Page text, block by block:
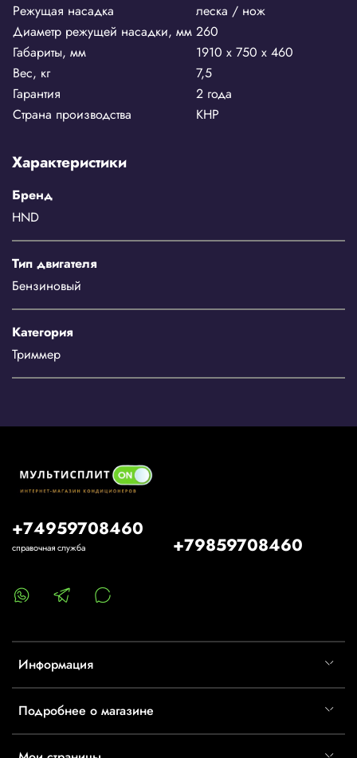
Режущая насадка
леска / нож
Диаметр режущей насадки, мм 260
Габариты, мм
1910 х 750 х 460
Вес, кг
7,5
Гарантия
2 года
Страна производства
КНР
Характеристики
Бренд
HND
Тип двигателя
Бензиновый
Категория
Триммер
Информация
Подробнее о магазине
+74959708460
справочная служба +79859708460